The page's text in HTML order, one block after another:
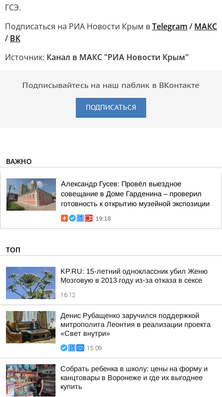
ГСЭ.
Подписаться на РИА Новости Крым вTelegram / МАКС
/ ВК
Источник: Канал в МАКС "РИА Новости Крым"
Подписывайтесь на наш паблик в ВКонтакте
ПОДПИСАТЬСЯ
ВАЖНО
Александр Гусев: Провёл выездное
совещание в Доме Гарденина – проверил
готовность к открытию музейной экспозиции
19:18
ТОП
KP.RU: 15-летний одноклассник убил Женю
Мозговую в 2013 году из-за отказа в сексе
16:12
Денис Рубащенко заручился поддержкой
митрополита Леонтия в реализации проекта
«Свет внутри»
15:09
Собрать ребенка в школу: цены на форму и
канцтовары в Воронеже и где их выгоднее
купить